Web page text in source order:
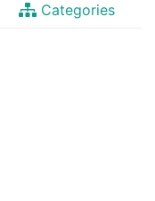
Categories